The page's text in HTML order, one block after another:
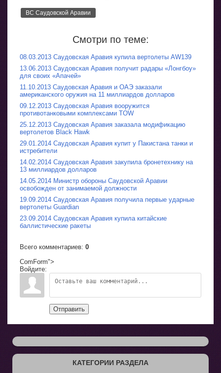
ВС Саудовской Аравии
Смотри по теме:
08.03.2013 Саудовская Аравия купила вертолеты AW139
13.06.2013 Саудовская Аравия получит радары «Лонгбоу»
для своих «Апачей»
11.10.2013 Саудовская Аравия и ОАЭ заказали
американского оружия на 11 миллиардов долларов
09.12.2013 Саудовская Аравия вооружится
противотанковыми комплексами TOW
25.12.2013 Саудовская Аравия заказала модификацию
вертолетов Black Hawk
29.01.2014 Саудовская Аравия купит у Пакистана танки и
истребители
14.02.2014 Саудовская Аравия закупила бронетехнику на
13 миллиардов долларов
14.05.2014 Министр обороны Саудовской Аравии
освобожден от занимаемой должности
19.09.2014 Саудовская Аравия получила первые ударные
вертолеты Guardian
23.09.2014 Саудовская Аравия купила китайские
баллистические ракеты
Всего комментариев: 0
ComForm">
Войдите:
Отправить
КАТЕГОРИИ РАЗДЕЛА